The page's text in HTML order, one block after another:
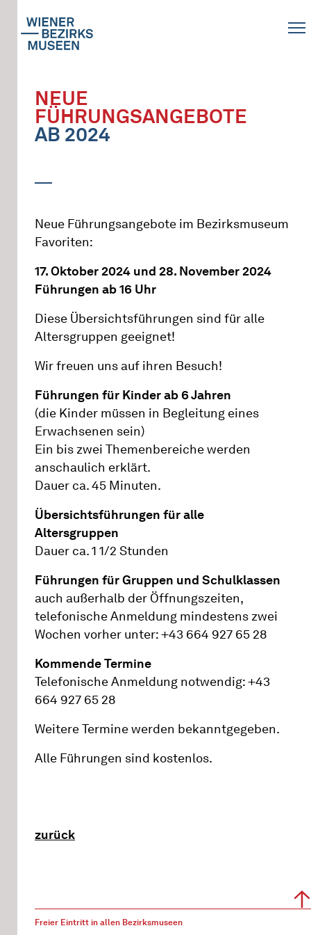
NEUE
FÜHRUNGSANGEBOTE
AB 2024
Neue Führungsangebote im Bezirksmuseum
Favoriten:
17. Oktober 2024 und 28. November 2024
Führungen ab 16 Uhr
Diese Übersichtsführungen sind für alle
Altersgruppen geeignet!
Wir freuen uns auf ihren Besuch!
Führungen für Kinder ab 6 Jahren
(die Kinder müssen in Begleitung eines
Erwachsenen sein)
Ein bis zwei Themenbereiche werden
anschaulich erklärt.
Dauer ca. 45 Minuten.
Übersichtsführungen für alle
Altersgruppen
Dauer ca. 1 1/2 Stunden
Führungen für Gruppen und Schulklassen
auch außerhalb der Öffnungszeiten,
telefonische Anmeldung mindestens zwei
Wochen vorher unter: +43 664 927 65 28
Kommende Termine
Telefonische Anmeldung notwendig: +43
664 927 65 28
Weitere Termine werden bekanntgegeben.
Alle Führungen sind kostenlos.
zurück
Freier Eintritt in allen Bezirksmuseen